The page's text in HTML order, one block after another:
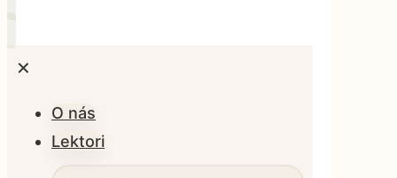
✕
O nás
Lektori